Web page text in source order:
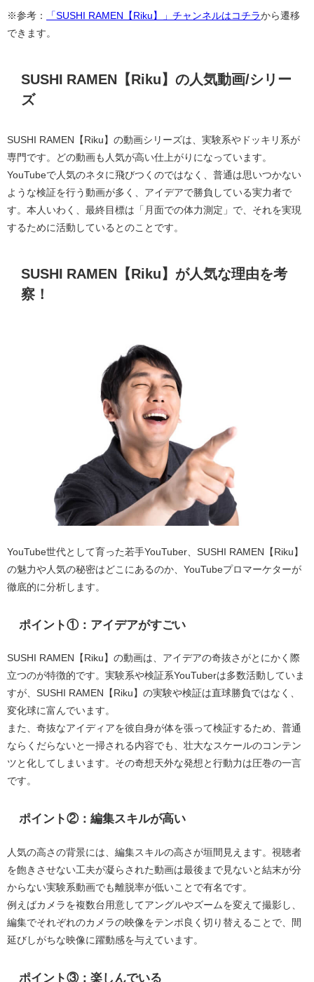
※参考： 「SUSHI RAMEN【Riku】」チャンネルはコチラから遷移
できます。
SUSHI RAMEN【Riku】の人気動画/シリー
ズ
SUSHI RAMEN【Riku】の動画シリーズは、実験系やドッキリ系が
専門です。どの動画も人気が高い仕上がりになっています。
YouTubeで人気のネタに飛びつくのではなく、普通は思いつかない
ような検証を行う動画が多く、アイデアで勝負している実力者で
す。本人いわく、最終目標は「月面での体力測定」で、それを実現
するために活動しているとのことです。
SUSHI RAMEN【Riku】が人気な理由を考
察！
YouTube世代として育った若手YouTuber、SUSHI RAMEN【Riku】
の魅力や人気の秘密はどこにあるのか、YouTubeプロマーケターが
徹底的に分析します。
ポイント①：アイデアがすごい
SUSHI RAMEN【Riku】の動画は、アイデアの奇抜さがとにかく際
立つのが特徴的です。実験系や検証系YouTuberは多数活動していま
すが、SUSHI RAMEN【Riku】の実験や検証は直球勝負ではなく、
変化球に富んでいます。
また、奇抜なアイディアを彼自身が体を張って検証するため、普通
ならくだらないと一掃される内容でも、壮大なスケールのコンテン
ツと化してしまいます。その奇想天外な発想と行動力は圧巻の一言
です。
ポイント②：編集スキルが高い
人気の高さの背景には、編集スキルの高さが垣間見えます。視聴者
を飽きさせない工夫が凝らされた動画は最後まで見ないと結末が分
からない実験系動画でも離脱率が低いことで有名です。
例えばカメラを複数台用意してアングルやズームを変えて撮影し、
編集でそれぞれのカメラの映像をテンポ良く切り替えることで、間
延びしがちな映像に躍動感を与えています。
ポイント③：楽しんでいる